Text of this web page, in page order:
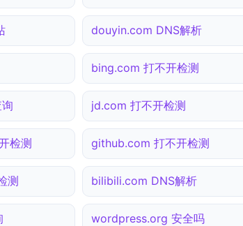
douyin.com DNS解析
bing.com 打不开检测
jd.com 打不开检测
检测 github.com 打不开检测
测 bilibili.com DNS解析
wordpress.org 安全吗